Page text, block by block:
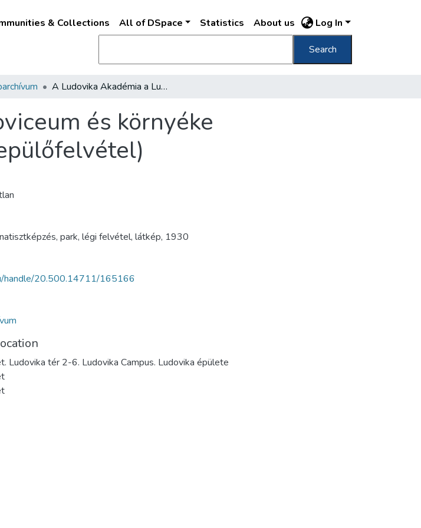
& Collections All of DSpace Statistics About us Log In
Search
A Ludovika Akadémia a Ludoviceum és környéke madártávlatból 1930-ban (repülőfelvétel)
és környéke
, park, légi felvétel, látkép, 1930
handle/20.500.14711/165166
Ludovika tér 2-6. Ludovika Campus. Ludovika épülete